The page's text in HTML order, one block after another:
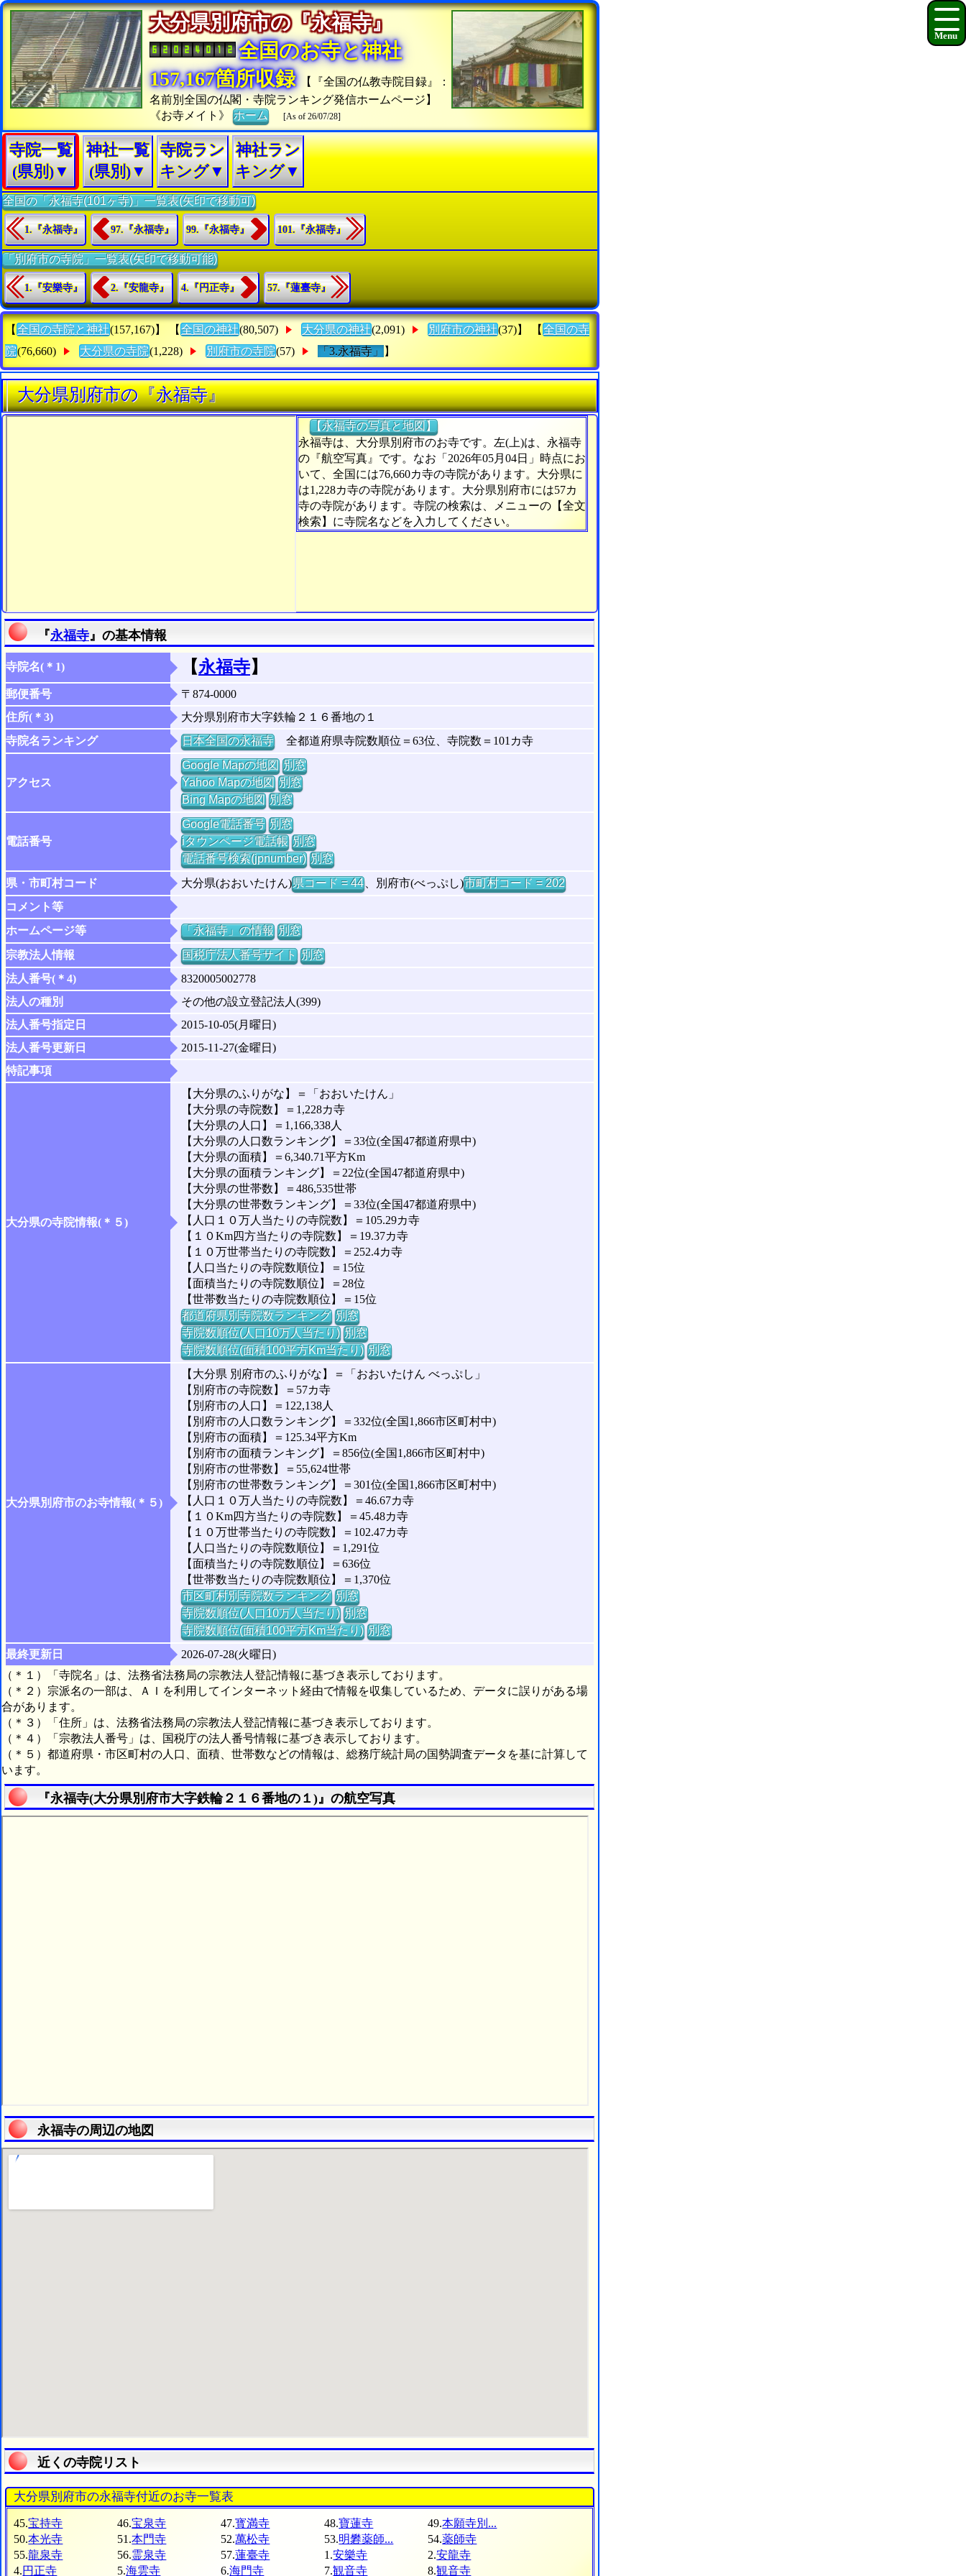
大分県別府市の『永福寺』
全国のお寺と神社
157,167箇所収録
【『全国の仏教寺院目録』：
名前別全国の仏閣・寺院ランキング発信ホームページ】
《お寺メイト》ホーム [As of 26/07/28]
寺院一覧
(県別)▼
神社一覧
(県別)▼
寺院ラン
キング▼
神社ラン
キング▼
全国の「永福寺(101ヶ寺)」一覧表(矢印で移動可)
1.『永福寺』 97.『永福寺』 99.『永福寺』 101.『永福寺』
「別府市の寺院」一覧表(矢印で移動可能)
1.『安樂寺』 2.『安龍寺』 4.『円正寺』 57.『蓮臺寺』
【 全国の寺院と神社(157,167)】 【 全国の神社(80,507) 大分県の神社(2,091) 別府市の神社(37)】 【 全国の寺
院(76,660) 大分県の寺院(1,228) 別府市の寺院(57) 「3.永福寺」 】
大分県別府市の『永福寺』
【永福寺の写真と地図】
永福寺は、大分県別府市のお寺です。左(上)は、永福寺
の『航空写真』です。なお「2026年05月04日」時点にお
いて、全国には76,660カ寺の寺院があります。大分県に
は1,228カ寺の寺院があります。大分県別府市には57カ
寺の寺院があります。寺院の検索は、メニューの【全文
検索】に寺院名などを入力してください。
『永福寺』の基本情報
寺院名(＊1) 【永福寺】
郵便番号
〒874-0000
住所(＊3)
大分県別府市大字鉄輪２１６番地の１
寺院名ランキング
日本全国の永福寺全都道府県寺院数順位＝63位、寺院数＝101カ寺
アクセス
Google Mapの地図 別窓
Yahoo Mapの地図 別窓
Bing Mapの地図 別窓
電話番号
Google電話番号 別窓
iタウンページ電話帳 別窓
電話番号検索(jpnumber) 別窓
県・市町村コード
大分県(おおいたけん)県コード = 44、別府市(べっぷし)市町村コード = 202
コメント等
ホームページ等
「永福寺」の情報 別窓
宗教法人情報
国税庁法人番号サイト 別窓
法人番号(＊4)
8320005002778
法人の種別
その他の設立登記法人(399)
法人番号指定日
2015-10-05(月曜日)
法人番号更新日
2015-11-27(金曜日)
特記事項
大分県の寺院情報(＊５)
【大分県のふりがな】＝「おおいたけん」
【大分県の寺院数】＝1,228カ寺
【大分県の人口】＝1,166,338人
【大分県の人口数ランキング】＝33位(全国47都道府県中)
【大分県の面積】＝6,340.71平方Km
【大分県の面積ランキング】＝22位(全国47都道府県中)
【大分県の世帯数】＝486,535世帯
【大分県の世帯数ランキング】＝33位(全国47都道府県中)
【人口１０万人当たりの寺院数】＝105.29カ寺
【１０Km四方当たりの寺院数】＝19.37カ寺
【１０万世帯当たりの寺院数】＝252.4カ寺
【人口当たりの寺院数順位】＝15位
【面積当たりの寺院数順位】＝28位
【世帯数当たりの寺院数順位】＝15位
都道府県別寺院数ランキング 別窓
寺院数順位(人口10万人当たり) 別窓
寺院数順位(面積100平方Km当たり) 別窓
大分県別府市のお寺情報(＊５)
【大分県 別府市のふりがな】＝「おおいたけん べっぷし」
【別府市の寺院数】＝57カ寺
【別府市の人口】＝122,138人
【別府市の人口数ランキング】＝332位(全国1,866市区町村中)
【別府市の面積】＝125.34平方Km
【別府市の面積ランキング】＝856位(全国1,866市区町村中)
【別府市の世帯数】＝55,624世帯
【別府市の世帯数ランキング】＝301位(全国1,866市区町村中)
【人口１０万人当たりの寺院数】＝46.67カ寺
【１０Km四方当たりの寺院数】＝45.48カ寺
【１０万世帯当たりの寺院数】＝102.47カ寺
【人口当たりの寺院数順位】＝1,291位
【面積当たりの寺院数順位】＝636位
【世帯数当たりの寺院数順位】＝1,370位
市区町村別寺院数ランキング 別窓
寺院数順位(人口10万人当たり) 別窓
寺院数順位(面積100平方Km当たり) 別窓
最終更新日
2026-07-28(火曜日)
（＊１）「寺院名」は、法務省法務局の宗教法人登記情報に基づき表示しております。
（＊２）宗派名の一部は、ＡＩを利用してインターネット経由で情報を収集しているため、データに誤りがある場
合があります。
（＊３）「住所」は、法務省法務局の宗教法人登記情報に基づき表示しております。
（＊４）「宗教法人番号」は、国税庁の法人番号情報に基づき表示しております。
（＊５）都道府県・市区町村の人口、面積、世帯数などの情報は、総務庁統計局の国勢調査データを基に計算して
います。
『永福寺(大分県別府市大字鉄輪２１６番地の１)』の航空写真
永福寺の周辺の地図
近くの寺院リスト
大分県別府市の永福寺付近のお寺一覧表
45.宝持寺 46.宝泉寺 47.寳満寺 48.寶蓮寺 49.本願寺別...
50.本光寺 51.本門寺 52.萬松寺 53.明礬薬師... 54.薬師寺
55.龍泉寺 56.霊泉寺 57.蓮臺寺 1.安樂寺 2.安龍寺
4.円正寺 5.海雲寺 6.海門寺 7.観音寺 8.観音寺